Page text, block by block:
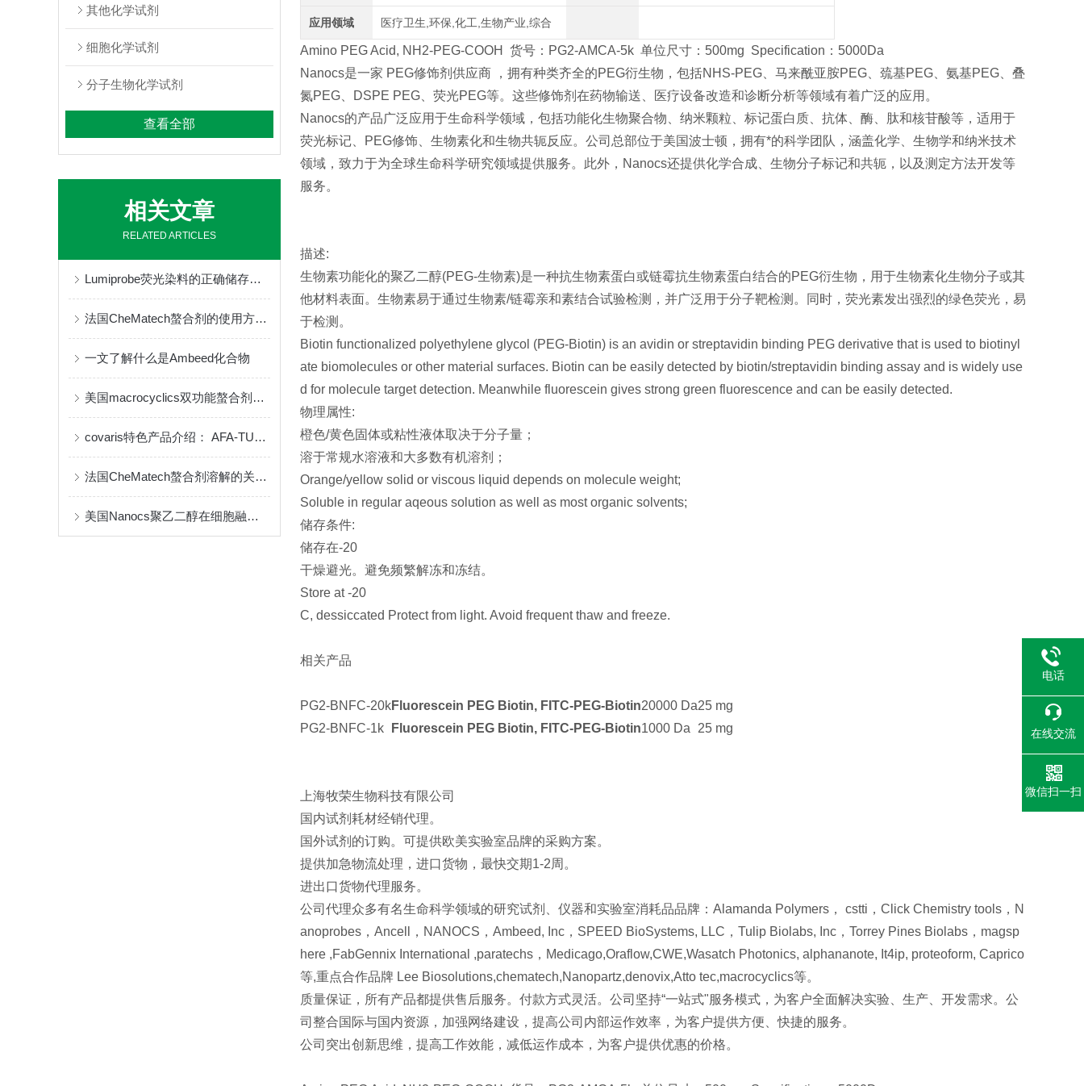
其他化学试剂
细胞化学试剂
分子生物化学试剂
查看全部
相关文章
RELATED ARTICLES
Lumiprobe荧光染料的正确储存与保管
法国CheMatech螯合剂的使用方法很简单
一文了解什么是Ambeed化合物
美国macrocyclics双功能螯合剂的包装、贮存和使用事项
covaris特色产品介绍： AFA-TUBE ®超声管
法国CheMatech螯合剂溶解的关键注意事项
美国Nanocs聚乙二醇在细胞融合中的优点
应用领域 医疗卫生,环保,化工,生物产业,综合
Amino PEG Acid, NH2-PEG-COOH 货号：PG2-AMCA-5k 单位尺寸：500mg Specification：5000Da
Nanocs是一家 PEG修饰剂供应商 ，拥有种类齐全的PEG衍生物，包括NHS-PEG、马来酰亚胺PEG、巯基PEG、氨基PEG、叠
氮PEG、DSPE PEG、荧光PEG等。这些修饰剂在药物输送、医疗设备改造和诊断分析等领域有着广泛的应用。
Nanocs的产品广泛应用于生命科学领域，包括功能化生物聚合物、纳米颗粒、标记蛋白质、抗体、酶、肽和核苷酸等，适用于
荧光标记、PEG修饰、生物素化和生物共轭反应。公司总部位于美国波士顿，拥有*的科学团队，涵盖化学、生物学和纳米技术
领域，致力于为全球生命科学研究领域提供服务。此外，Nanocs还提供化学合成、生物分子标记和共轭，以及测定方法开发等
服务。
描述:
生物素功能化的聚乙二醇(PEG-生物素)是一种抗生物素蛋白或链霉抗生物素蛋白结合的PEG衍生物，用于生物素化生物分子或其
他材料表面。生物素易于通过生物素/链霉亲和素结合试验检测，并广泛用于分子靶检测。同时，荧光素发出强烈的绿色荧光，易
于检测。
Biotin functionalized polyethylene glycol (PEG-Biotin) is an avidin or streptavidin binding PEG derivative that is used to biotinyl
ate biomolecules or other material surfaces. Biotin can be easily detected by biotin/streptavidin binding assay and is widely use
d for molecule target detection. Meanwhile fluorescein gives strong green fluorescence and can be easily detected.
物理属性:
橙色/黄色固体或粘性液体取决于分子量；
溶于常规水溶液和大多数有机溶剂；
Orange/yellow solid or viscous liquid depends on molecule weight;
Soluble in regular aqeous solution as well as most organic solvents;
储存条件:
储存在-20
干燥避光。避免频繁解冻和冻结。
Store at -20
C, dessiccated Protect from light. Avoid frequent thaw and freeze.
相关产品
PG2-BNFC-20kFluorescein PEG Biotin, FITC-PEG-Biotin20000 Da25 mg
PG2-BNFC-1k
Fluorescein PEG Biotin, FITC-PEG-Biotin1000 Da 25 mg
上海牧荣生物科技有限公司
国内试剂耗材经销代理。
国外试剂的订购。可提供欧美实验室品牌的采购方案。
提供加急物流处理，进口货物，最快交期1-2周。
进出口货物代理服务。
公司代理众多有名生命科学领域的研究试剂、仪器和实验室消耗品品牌：Alamanda Polymers， cstti，Click Chemistry tools，N
anoprobes，Ancell，NANOCS，Ambeed, Inc，SPEED BioSystems, LLC，Tulip Biolabs, Inc，Torrey Pines Biolabs，magsp
here ,FabGennix International ,paratechs，Medicago,Oraflow,CWE,Wasatch Photonics, alphananote, It4ip, proteoform, Caprico
等,重点合作品牌 Lee Biosolutions,chematech,Nanopartz,denovix,Atto tec,macrocyclics等。
质量保证，所有产品都提供售后服务。付款方式灵活。公司坚持“一站式"服务模式，为客户全面解决实验、生产、开发需求。公
司整合国际与国内资源，加强网络建设，提高公司内部运作效率，为客户提供方便、快捷的服务。
公司突出创新思维，提高工作效能，减低运作成本，为客户提供优惠的价格。
电话
在线交流
微信扫一扫